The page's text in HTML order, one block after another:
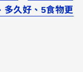
多久好、5食物更